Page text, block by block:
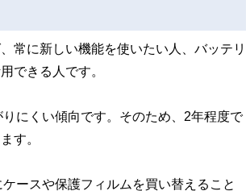
常に新しい機能を使いたい人、バッテリ
できる人です。
にくい傾向です。そのため、2年程度で
す。
ースや保護フィルムを買い替えること